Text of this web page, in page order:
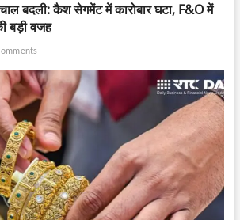
बदली: कैश सेगमेंट में कारोबार घटा, F&O में
बड़ी वजह